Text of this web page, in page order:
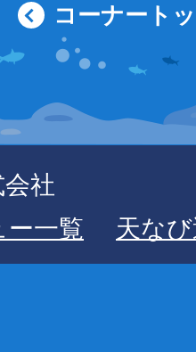
コーナート
社
ー一覧
天な